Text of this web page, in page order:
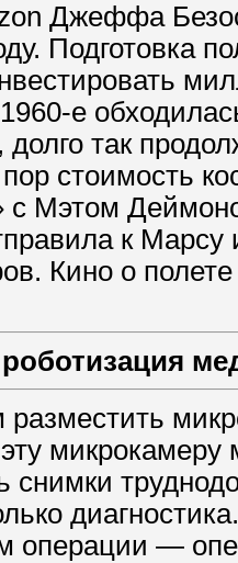
Джеффа
Подготовка
е
долго так
стоимость
с Мэтом
к Марсу
Кино о
снимки
операции —